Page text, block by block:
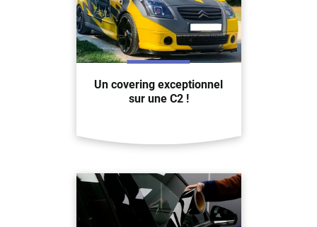
Un covering exceptionnel
sur une C2 !